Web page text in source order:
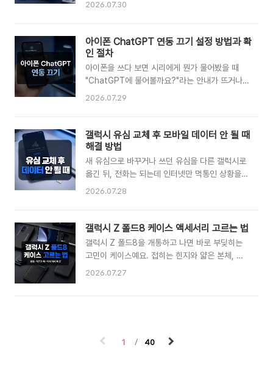
하기 쉽게 정리했어요. 설정 위치, 강제 다운로드
운로드 문제를 한 번에 잡을 수 있게 안내할게요.
목차원본 다운로드가 안 되는 주요 원인저장 공간
최적화와 원본 유지 차..
사실 돈을 쓰기 전에 딱 하나 먼저 해야 할 일이 있
어요. 바로 무엇이 내 용량을 잡아먹고 있는지 정
확히 확인하는 것이에요. 원인을 모른 채 용량만
늘리면 몇 달 뒤 똑같은 알림을 또 보게 됩니다. 아
라 사진과 백업이 조금만 쌓여도 금방 한계에 부딪
어 어떤 항목이 큰지 파악하고, 지울 것과 남길 것
을 구분한 뒤에 필요하면 그때 iCloud+로 넘어가
는 순서가 가..
2026.07.30
아이폰 ChatGPT 연동 끄기 설정 방법과 확
인 절차
아이폰을 쓰다 보면 시리에게 뭔가 물어봤을 때
"ChatGPT에 물어볼까요?"라는 안내가 뜨거나,
나도 모르게 ChatGPT로 질문이 넘어가는 경험
으로 들어가 있어서, 이 기능을 쓰지 않으려면 설
정 앱에서 직접 꺼줘야 해요. 설정 → Apple
Intelligence 및 Siri → ChatGPT →
ChatGPT 사용 끄기 순서로 몇 번만 탭하면 연동
운 부분이 하나 있어요. ChatGPT를 완전히 끄는
하는 것은 서로 다른 설정이에요. 연동 자체가 신
경 쓰인다면 아예 꺼두면 되고, 가끔은 쓰고 싶은
데 확인..
2026.07.29
갤럭시 유심 교체 후 모바일 데이터 안 될 때
해결 방법
새 유심으로 바꾸거나 쓰던 유심을 다른 갤럭시로
옮긴 뒤, 전화는 되는데 인터넷만 먹통인 상황을
겪는 분들이 많아요. 이런 경우 대부분은 기기 고
년 9월 이후 개통된 갤럭시 S23·Z 시리즈처럼 듀
얼심을 지원하는 모델에서는, 유심을 옮기면 통신
사가 데이터를 자동으로 차단하고 본인인증을 요
구하는 경우가 가장 흔해요. 유심을 교체하면 단말
기 안에 저장돼 있던 데이터 접속 정보가 새 유심
때 원인별로 순서대로 확인..
2026.07.28
갤럭시 Z 폴드8 케이스 액세서리 고르는 법
갤럭시 Z 폴드8을 개통하고 나면 바로 부딪히는
고민이 케이스예요. 접히는 힌지와 얇은 본체, 넓
은 메인 화면까지 지켜야 할 곳이 많은 데다, 폴드
원이 넘는 기기인 만큼 액세서리 선택도 신중해질
2026.07.27
1 40